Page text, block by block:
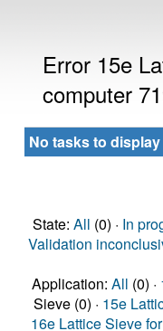
Error 15e
computer
No tasks to display
State: All (0) · In
Validation
Application: All (0) ·
Sieve (0) · 15e
16e Lattice Sieve